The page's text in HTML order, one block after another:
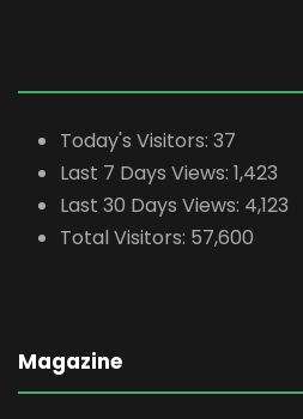
Today's Visitors: 37
Last 7 Days Views: 1,423
Last 30 Days Views: 4,123
Total Visitors: 57,600
Magazine